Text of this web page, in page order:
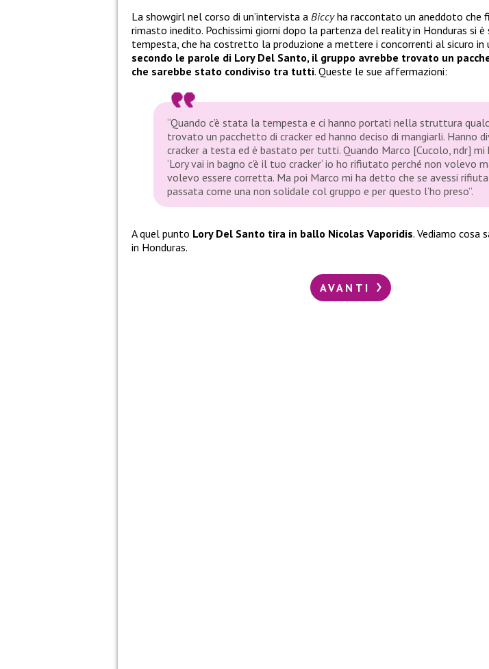
La showgirl nel corso di un’intervista a Biccyha raccontato un aneddoto che
rimasto inedito. Pochissimi giorni dopo la partenza del reality in Honduras si
tempesta, che ha costretto la produzione a mettere i concorrenti al sicuro in
secondo le parole di Lory Del Santo, il gruppo avrebbe trovato un
che sarebbe stato condiviso tra tutti. Queste le sue affermazioni:
“Quando c’è stata la tempesta e ci hanno portati nella struttura
trovato un pacchetto di cracker ed hanno deciso di mangiarli. Hanno
cracker a testa ed è bastato per tutti. Quando Marco [Cucolo, ndr]
‘Lory vai in bagno c’è il tuo cracker‘ io ho rifiutato perché non volevo
volevo essere corretta. Ma poi Marco mi ha detto che se avessi
passata come una non solidale col gruppo e per questo l’ho preso”.
A quel punto Lory Del Santo tira in ballo Nicolas Vaporidis. Vediamo cosa
in Honduras.
AVANTI